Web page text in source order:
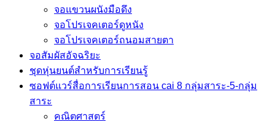
จอแขวนผนังมือดึง
จอโปรเจคเตอร์ดูหนัง
จอโปรเจคเตอร์ถนอมสายตา
จอสัมผัสอัจฉริยะ
ชุดหุ่นยนต์สำหรับการเรียนรู้
ซอฟต์แวร์สื่อการเรียนการสอน cai 8 กลุ่มสาระ-5-กลุ่ม
สาระ
คณิตศาสตร์